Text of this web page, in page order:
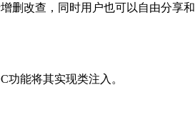
删改查，同时用户也可以自由分享和
功能将其实现类注入。